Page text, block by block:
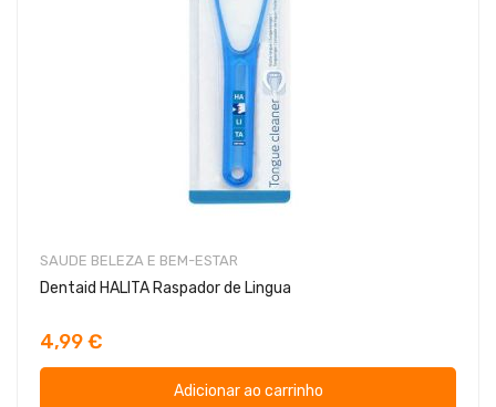
SAUDE BELEZA E BEM-ESTAR
Dentaid HALITA Raspador de Lingua
4,99 €
Adicionar ao carrinho